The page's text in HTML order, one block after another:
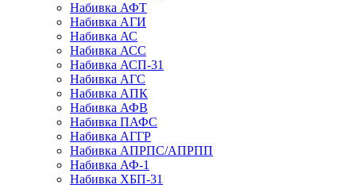
Набивка АФТ
Набивка АГИ
Набивка АС
Набивка АСС
Набивка АСП-31
Набивка АГС
Набивка АПК
Набивка АФВ
Набивка ПАФС
Набивка АГГР
Набивка АПРПС/АПРПП
Набивка АФ-1
Набивка ХБП-31